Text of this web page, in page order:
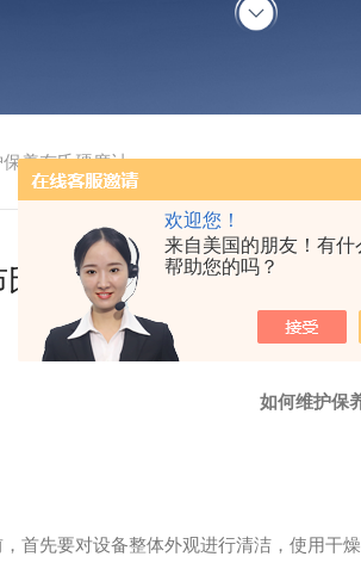
欢迎您！
来自美国的朋友！有什
帮助您的吗？
养布氏硬度计
硬度计
如何维护保
首先要对设备整体外观进行清洁，使用干